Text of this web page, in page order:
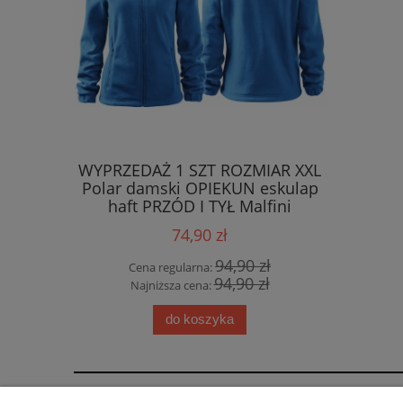
WYPRZEDAŻ 1 SZT ROZMIAR XXL
Polar damski OPIEKUN eskulap
haft PRZÓD I TYŁ Malfini
LAZUROWY
74,90 zł
Cena regularna:94,90 zł
Najniższa cena:94,90 zł
do koszyka